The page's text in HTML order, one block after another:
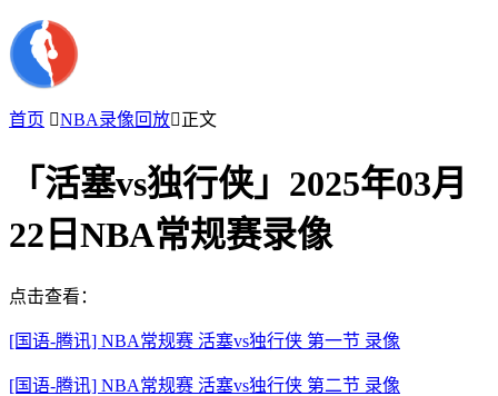
首页 NBA录像回放正文
「活塞vs独行侠」2025年03月
22日NBA常规赛录像
点击查看：
[国语-腾讯] NBA常规赛 活塞vs独行侠 第一节 录像
[国语-腾讯] NBA常规赛 活塞vs独行侠 第二节 录像